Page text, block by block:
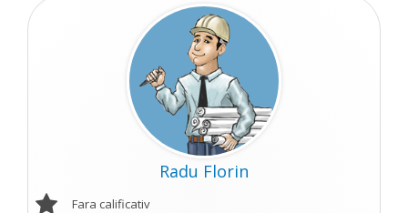
Radu Florin
Fara calificativ